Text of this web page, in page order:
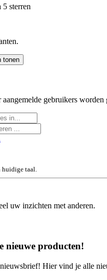
sterren
tonen
gebruikers
huidige taal.
uw inzichten met anderen.
nieuwe producten!
Hier vind je alle